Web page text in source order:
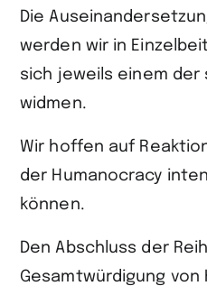
Die
werden wir in
sich jeweils einem der
widmen.
Wir hoffen auf
der Humanocracy
können.
Den Abschluss der
Gesamtwürdigung von